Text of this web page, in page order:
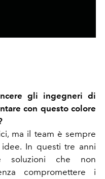
gli ingegneri di
con questo colore
ma il team è sempre
In questi tre anni
soluzioni che non
compromettere i